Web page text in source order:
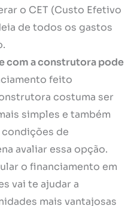
o CET (Custo Efetivo
de todos os gastos
com a construtora pode
feito
costuma ser
simples e também
de
avaliar essa opção.
o financiamento em
vai te ajudar a
mais vantajosas